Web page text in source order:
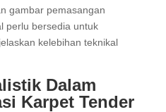
gambar pemasangan
perlu bersedia untuk
kelebihan teknikal
Dalam
Karpet Tender